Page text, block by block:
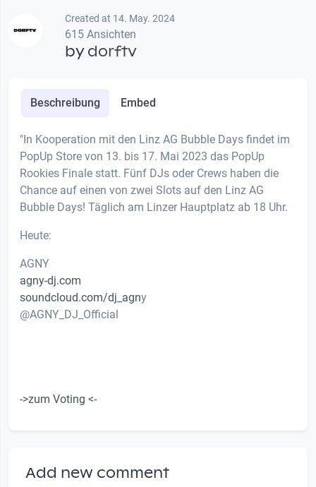
Created at 14. May. 2024
615 Ansichten
bydorftv
Beschreibung Embed
"In Kooperation mit den Linz AG Bubble Days findet im
PopUp Store von 13. bis 17. Mai 2023 das PopUp
Rookies Finale statt. Fünf DJs oder Crews haben die
Chance auf einen von zwei Slots auf den Linz AG
Bubble Days! Täglich am Linzer Hauptplatz ab 18 Uhr.
Heute:
AGNY
agny-dj.com
soundcloud.com/dj_agny
@AGNY_DJ_Official
->zum Voting <-
Add new comment